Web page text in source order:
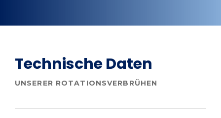
Technische Daten
UNSERER ROTATIONSVERBRÜHEN